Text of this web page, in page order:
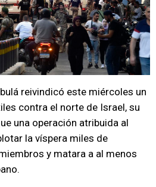
reivindicó este miércoles un
contra el norte de Israel, su
una operación atribuida al
la víspera miles de
y matara a al menos